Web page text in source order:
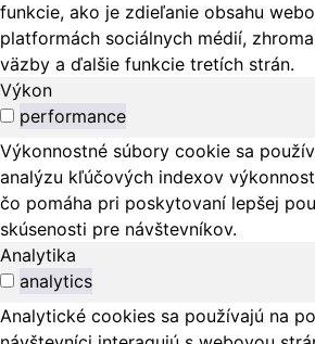
funkcie, ako je zdieľanie obsahu
platformách sociálnych médií,
väzby a ďalšie funkcie tretích strán.
Výkon
performance
Výkonnostné súbory cookie sa
analýzu kľúčových indexov
čo pomáha pri poskytovaní lepšej
skúsenosti pre návštevníkov.
Analytika
analytics
Analytické cookies sa používajú na